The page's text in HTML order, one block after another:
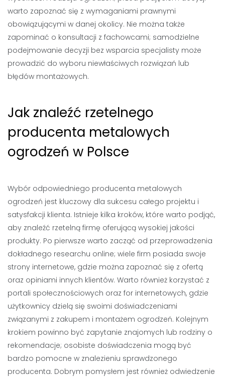
warto zapoznać się z wymaganiami prawnymi
obowiązującymi w danej okolicy. Nie można także
zapominać o konsultacji z fachowcami; samodzielne
podejmowanie decyzji bez wsparcia specjalisty może
prowadzić do wyboru niewłaściwych rozwiązań lub
błędów montażowych.
Jak znaleźć rzetelnego
producenta metalowych
ogrodzeń w Polsce
Wybór odpowiedniego producenta metalowych
ogrodzeń jest kluczowy dla sukcesu całego projektu i
satysfakcji klienta. Istnieje kilka kroków, które warto podjąć,
aby znaleźć rzetelną firmę oferującą wysokiej jakości
produkty. Po pierwsze warto zacząć od przeprowadzenia
dokładnego researchu online; wiele firm posiada swoje
strony internetowe, gdzie można zapoznać się z ofertą
oraz opiniami innych klientów. Warto również korzystać z
portali społecznościowych oraz for internetowych, gdzie
użytkownicy dzielą się swoimi doświadczeniami
związanymi z zakupem i montażem ogrodzeń. Kolejnym
krokiem powinno być zapytanie znajomych lub rodziny o
rekomendacje; osobiste doświadczenia mogą być
bardzo pomocne w znalezieniu sprawdzonego
producenta. Dobrym pomysłem jest również odwiedzenie